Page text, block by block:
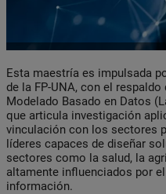
Esta maestría es impulsada
de la FP-UNA, con el
Modelado Basado en Datos
que articula investigación
vinculación con los sectores
líderes capaces de diseñar
sectores como la salud, la
altamente influenciados por
información.